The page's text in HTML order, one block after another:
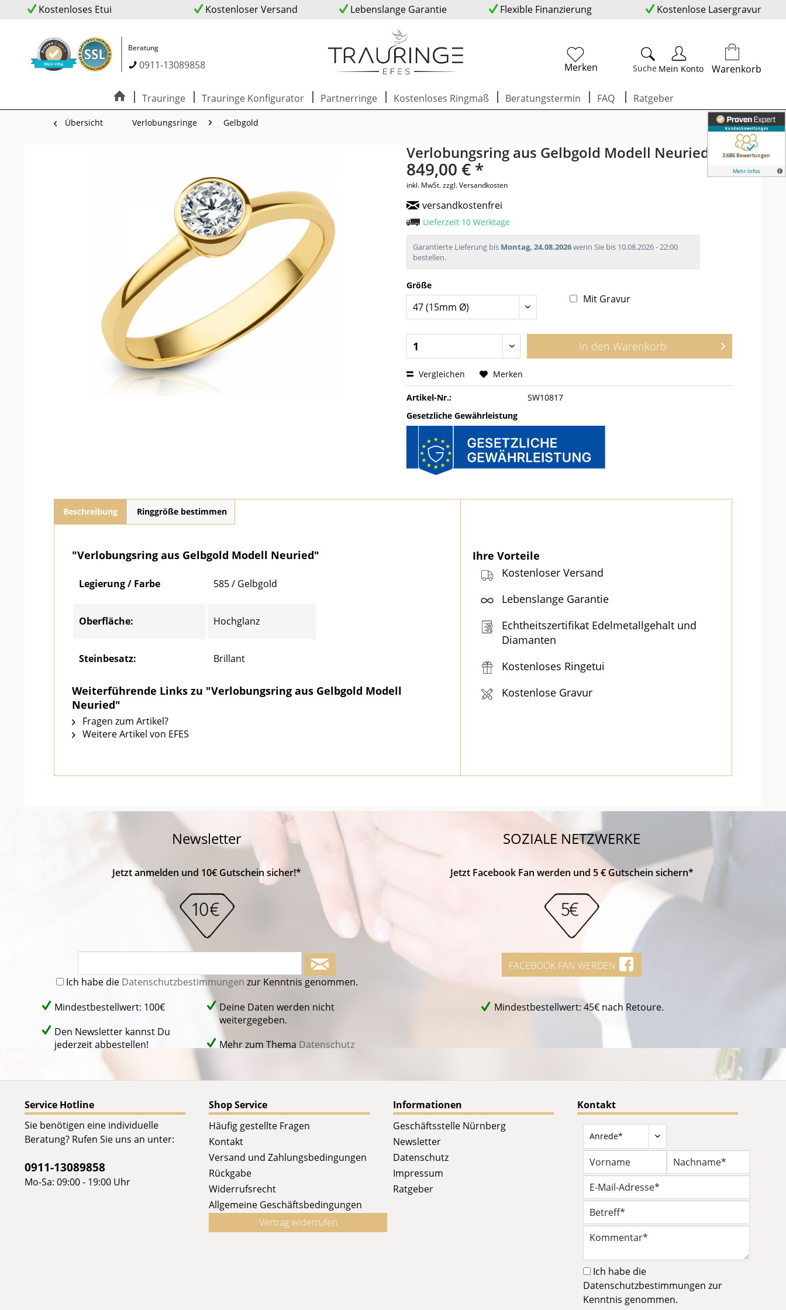
Kostenloses Etui Kostenloser Versand Lebenslange Garantie Flexible Finanzierung Kostenlose Lasergravur
Beratung
0911-13089858 Suche
Merken Mein Konto Warenkorb
Trauringe Trauringe Konfigurator Partnerringe Kostenloses Ringmaß Beratungstermin FAQ Ratgeber
Übersicht Verlobungsringe Gelbgold
Verlobungsring aus Gelbgold Modell Neuried
849,00 € *
inkl. MwSt.zzgl. Versandkosten
versandkostenfrei
Lieferzeit 10 Werktage
Garantierte Lieferung bis Montag, 24.08.2026wenn Sie bis 10.08.2026 - 22:00
bestellen.
Größe
Mit Gravur
In den Warenkorb
Vergleichen Merken
Artikel-Nr.:
SW10817
Gesetzliche Gewährleistung
Beschreibung Ringgröße bestimmen
"Verlobungsring aus Gelbgold Modell Neuried"
Legierung / Farbe 585 / Gelbgold
Oberfläche: Hochglanz
Steinbesatz: Brillant
Weiterführende Links zu "Verlobungsring aus Gelbgold Modell
Neuried"
Fragen zum Artikel?
Weitere Artikel von EFES
Ihre Vorteile
Kostenloser Versand
Lebenslange Garantie
Echtheitszertifikat Edelmetallgehalt und
Diamanten
Kostenloses Ringetui
Kostenlose Gravur
Newsletter
Jetzt anmelden und 10€ Gutschein sicher!*
Ich habe die Datenschutzbestimmungen zur Kenntnis genommen.
Mindestbestellwert: 100€
Den Newsletter kannst Du
jederzeit abbestellen!
Deine Daten werden nicht
weitergegeben.
Mehr zum Thema Datenschutz
SOZIALE NETZWERKE
Jetzt Facebook Fan werden und 5 € Gutschein sichern*
FACEBOOK FAN WERDEN
Mindestbestellwert: 45€ nach Retoure.
Service Hotline
Sie benötigen eine individuelle
Beratung? Rufen Sie uns an unter:
0911-13089858
Mo-Sa: 09:00 - 19:00 Uhr
Shop Service
Häufig gestellte Fragen
Kontakt
Versand und Zahlungsbedingungen
Rückgabe
Widerrufsrecht
Allgemeine Geschäftsbedingungen
Vertrag widerrufen
Informationen
Geschäftsstelle Nürnberg
Newsletter
Datenschutz
Impressum
Ratgeber
Kontakt
Ich habe die
Datenschutzbestimmungen zur
Kenntnis genommen.